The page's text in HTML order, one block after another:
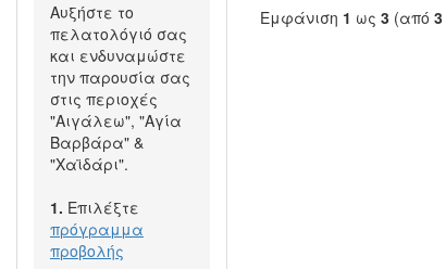
Εμφάνιση 1 ως 3 (από 3
Αυξήστε το
πελατολόγιό σας
και ενδυναμώστε
την παρουσία σας
στις περιοχές
"Αιγάλεω", "Αγία
Βαρβάρα" &
"Χαϊδάρι".
1. Επιλέξτε
πρόγραμμα
προβολής